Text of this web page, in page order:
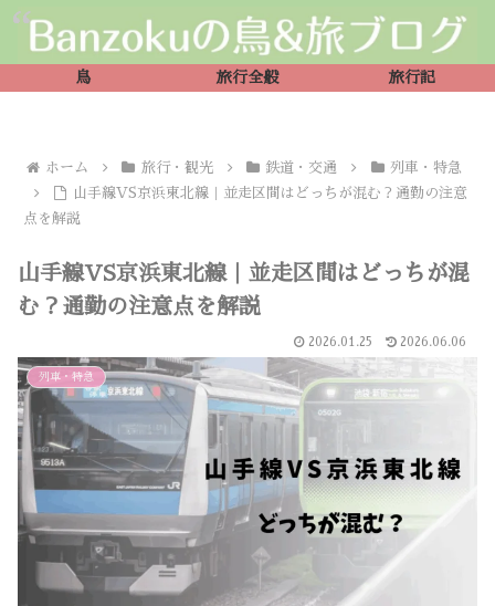
鳥 旅行全般 旅行記
ホーム 旅行・観光 鉄道・交通
列車・特急
山手線VS京浜東北線｜並走区間はどっちが混む？通勤の注意
点を解説
山手線VS京浜東北線｜並走区間はどっちが混
む？通勤の注意点を解説
2026.01.25 2026.06.06
列車・特急